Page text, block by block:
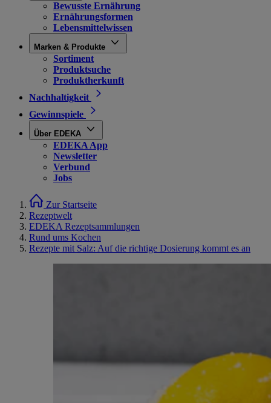
Bewusste Ernährung
Ernährungsformen
Lebensmittelwissen
Marken & Produkte
Sortiment
Produktsuche
Produktherkunft
Nachhaltigkeit
Gewinnspiele
Über EDEKA
EDEKA App
Newsletter
Verbund
Jobs
Zur Startseite
Rezeptwelt
EDEKA Rezeptsammlungen
Rund ums Kochen
Rezepte mit Salz: Auf die richtige Dosierung kommt es an